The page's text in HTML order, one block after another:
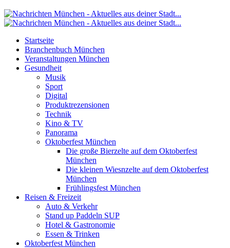
Startseite
Branchenbuch München
Veranstaltungen München
Gesundheit
Musik
Sport
Digital
Produktrezensionen
Technik
Kino & TV
Panorama
Oktoberfest München
Die große Bierzelte auf dem Oktoberfest
München
Die kleinen Wiesnzelte auf dem Oktoberfest
München
Frühlingsfest München
Reisen & Freizeit
Auto & Verkehr
Stand up Paddeln SUP
Hotel & Gastronomie
Essen & Trinken
Oktoberfest München